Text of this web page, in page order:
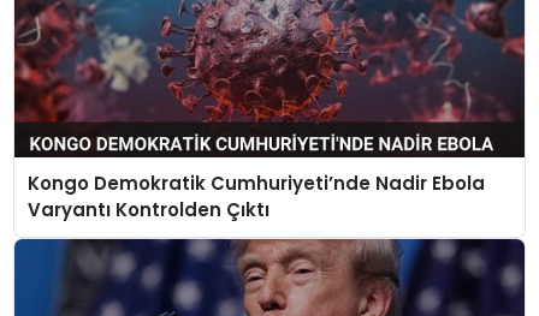
Kongo Demokratik Cumhuriyeti’nde Nadir Ebola
Varyantı Kontrolden Çıktı